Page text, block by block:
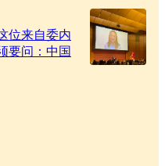
位来自委内
要问：中国